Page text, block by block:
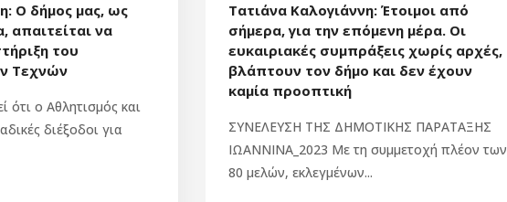
Ο δήμος μας, ως
απαιτείται να
του
Τεχνών
ότι ο Αθλητισμός και
διέξοδοι για
Τατιάνα Καλογιάννη: Έτοιμοι από
σήμερα, για την επόμενη μέρα. Οι
ευκαιριακές συμπράξεις χωρίς αρχές,
βλάπτουν τον δήμο και δεν έχουν
καμία προοπτική
ΣΥΝΕΛΕΥΣΗ ΤΗΣ ΔΗΜΟΤΙΚΗΣ ΠΑΡΑΤΑΞΗΣ
ΙΩΑΝΝΙΝΑ_2023 Με τη συμμετοχή πλέον των
80 μελών, εκλεγμένων...